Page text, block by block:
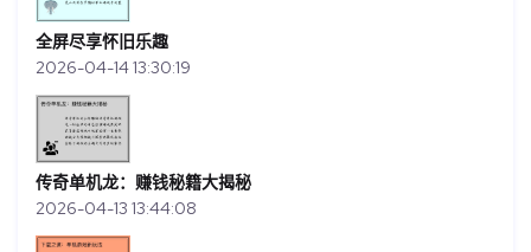
全屏尽享怀旧乐趣
2026-04-14 13:30:19
传奇单机龙：赚钱秘籍大揭秘
2026-04-13 13:44:08